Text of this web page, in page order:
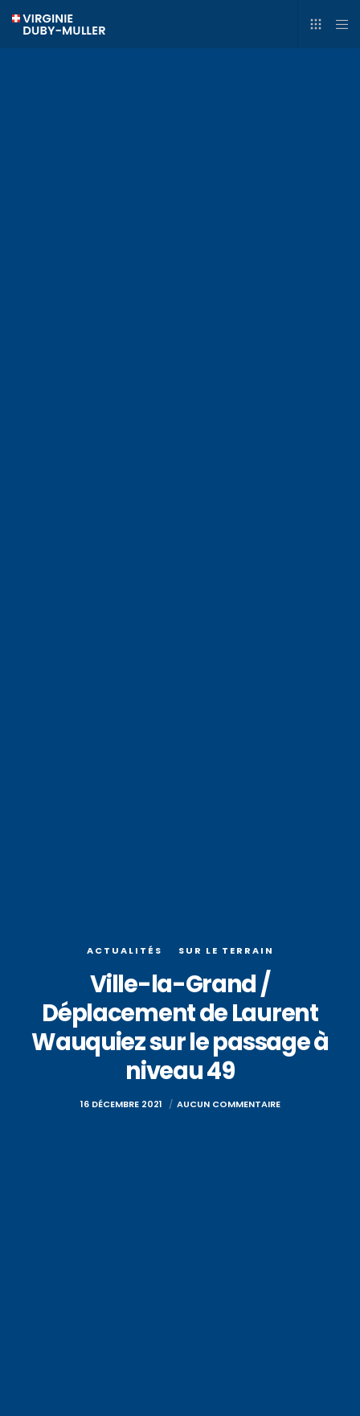
ACTUALITÉS SUR LE TERRAIN
Ville-la-Grand /
Déplacement de Laurent
Wauquiez sur le passage à
niveau 49
16 DÉCEMBRE 2021 AUCUN COMMENTAIRE